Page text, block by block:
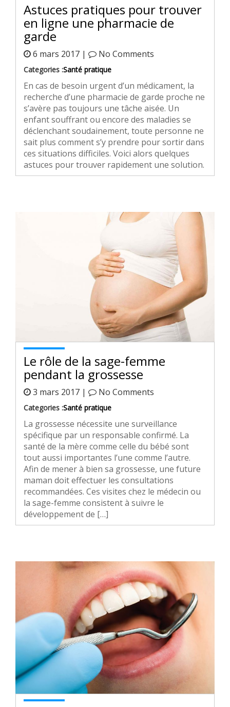
Astuces pratiques pour trouver
en ligne une pharmacie de
garde
6 mars 2017 | No Comments
Categories :Santé pratique
En cas de besoin urgent d’un médicament, la
recherche d’une pharmacie de garde proche ne
s’avère pas toujours une tâche aisée. Un
enfant souffrant ou encore des maladies se
déclenchant soudainement, toute personne ne
sait plus comment s’y prendre pour sortir dans
ces situations difficiles. Voici alors quelques
astuces pour trouver rapidement une solution.
Le rôle de la sage-femme
pendant la grossesse
3 mars 2017 | No Comments
Categories :Santé pratique
La grossesse nécessite une surveillance
spécifique par un responsable confirmé. La
santé de la mère comme celle du bébé sont
tout aussi importantes l’une comme l’autre.
Afin de mener à bien sa grossesse, une future
maman doit effectuer les consultations
recommandées. Ces visites chez le médecin ou
la sage-femme consistent à suivre le
développement de […]